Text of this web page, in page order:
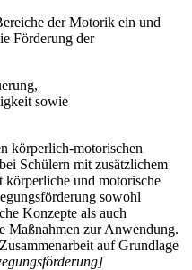
der Motorik ein und
Förderung der
sowie
körperlich-motorischen
Schülern mit zusätzlichem
körperliche und motorische
sowohl
Konzepte als auch
Maßnahmen zur Anwendung.
auf Grundlage